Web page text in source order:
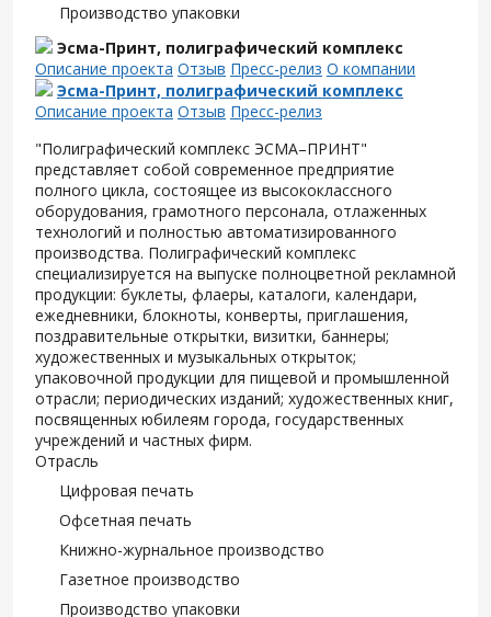
Производство упаковки
Эсма-Принт, полиграфический комплекс
Описание проекта Отзыв Пресс-релиз О компании
Эсма-Принт, полиграфический комплекс
Описание проекта Отзыв Пресс-релиз
"Полиграфический комплекс ЭСМА–ПРИНТ"
представляет собой современное предприятие
полного цикла, состоящее из высококлассного
оборудования, грамотного персонала, отлаженных
технологий и полностью автоматизированного
производства. Полиграфический комплекс
специализируется на выпуске полноцветной рекламной
продукции: буклеты, флаеры, каталоги, календари,
ежедневники, блокноты, конверты, приглашения,
поздравительные открытки, визитки, баннеры;
художественных и музыкальных открыток;
упаковочной продукции для пищевой и промышленной
отрасли; периодических изданий; художественных книг,
посвященных юбилеям города, государственных
учреждений и частных фирм.
Отрасль
Цифровая печать
Офсетная печать
Книжно-журнальное производство
Газетное производство
Производство упаковки